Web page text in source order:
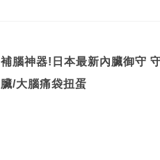
補腦神器!日本最新內臟御守
臟/大腦痛袋扭蛋